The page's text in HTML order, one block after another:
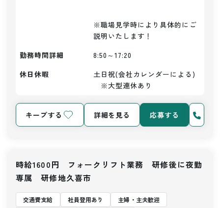
※職場見学時により具体的にご
説明いたします！
勤務時間詳細
8:50～17:20
休日休暇
土日祝(会社カレンダーによる)
※大型連休あり
キープする 詳細を見る 応募する
時給1600円 フォークリフト業務 研修後に夜勤
専属 研修地久喜市
交通費支給 社員登用あり
主婦・主夫歓迎